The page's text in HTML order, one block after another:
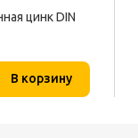
цинк DIN
В корзину